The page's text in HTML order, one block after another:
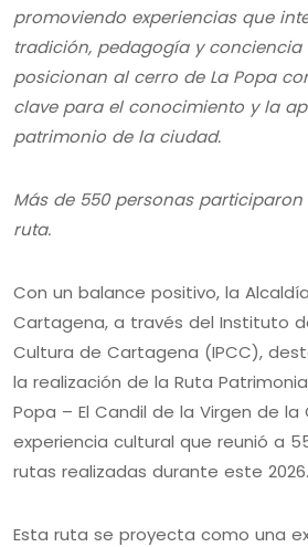
promoviendo experiencias que
tradición, pedagogía y conciencia
posicionan al cerro de La Popa
clave para el conocimiento y la
patrimonio de la ciudad.
Más de 550 personas
ruta.
Con un balance positivo, la
Cartagena, a través del Instituto
Cultura de Cartagena (IPCC),
la realización de la Ruta
Popa – El Candil de la Virgen de la
experiencia cultural que reunió a
rutas realizadas durante este 2026.
Esta ruta se proyecta como una